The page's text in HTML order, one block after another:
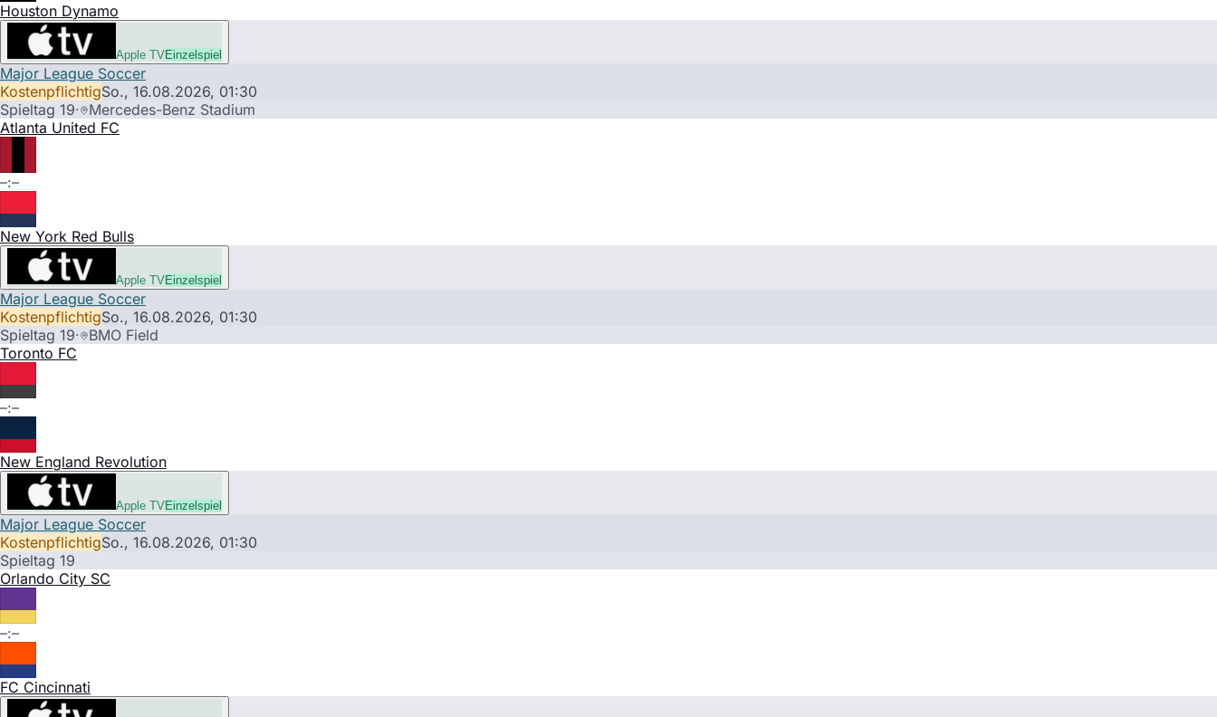
Houston Dynamo
Apple TVEinzelspiel
Major League Soccer
KostenpflichtigSo., 16.08.2026, 01:30
Spieltag 19· Mercedes-Benz Stadium
Atlanta United FC
–:–
New York Red Bulls
Apple TVEinzelspiel
Major League Soccer
KostenpflichtigSo., 16.08.2026, 01:30
Spieltag 19· BMO Field
Toronto FC
–:–
New England Revolution
Apple TVEinzelspiel
Major League Soccer
KostenpflichtigSo., 16.08.2026, 01:30
Spieltag 19
Orlando City SC
–:–
FC Cincinnati